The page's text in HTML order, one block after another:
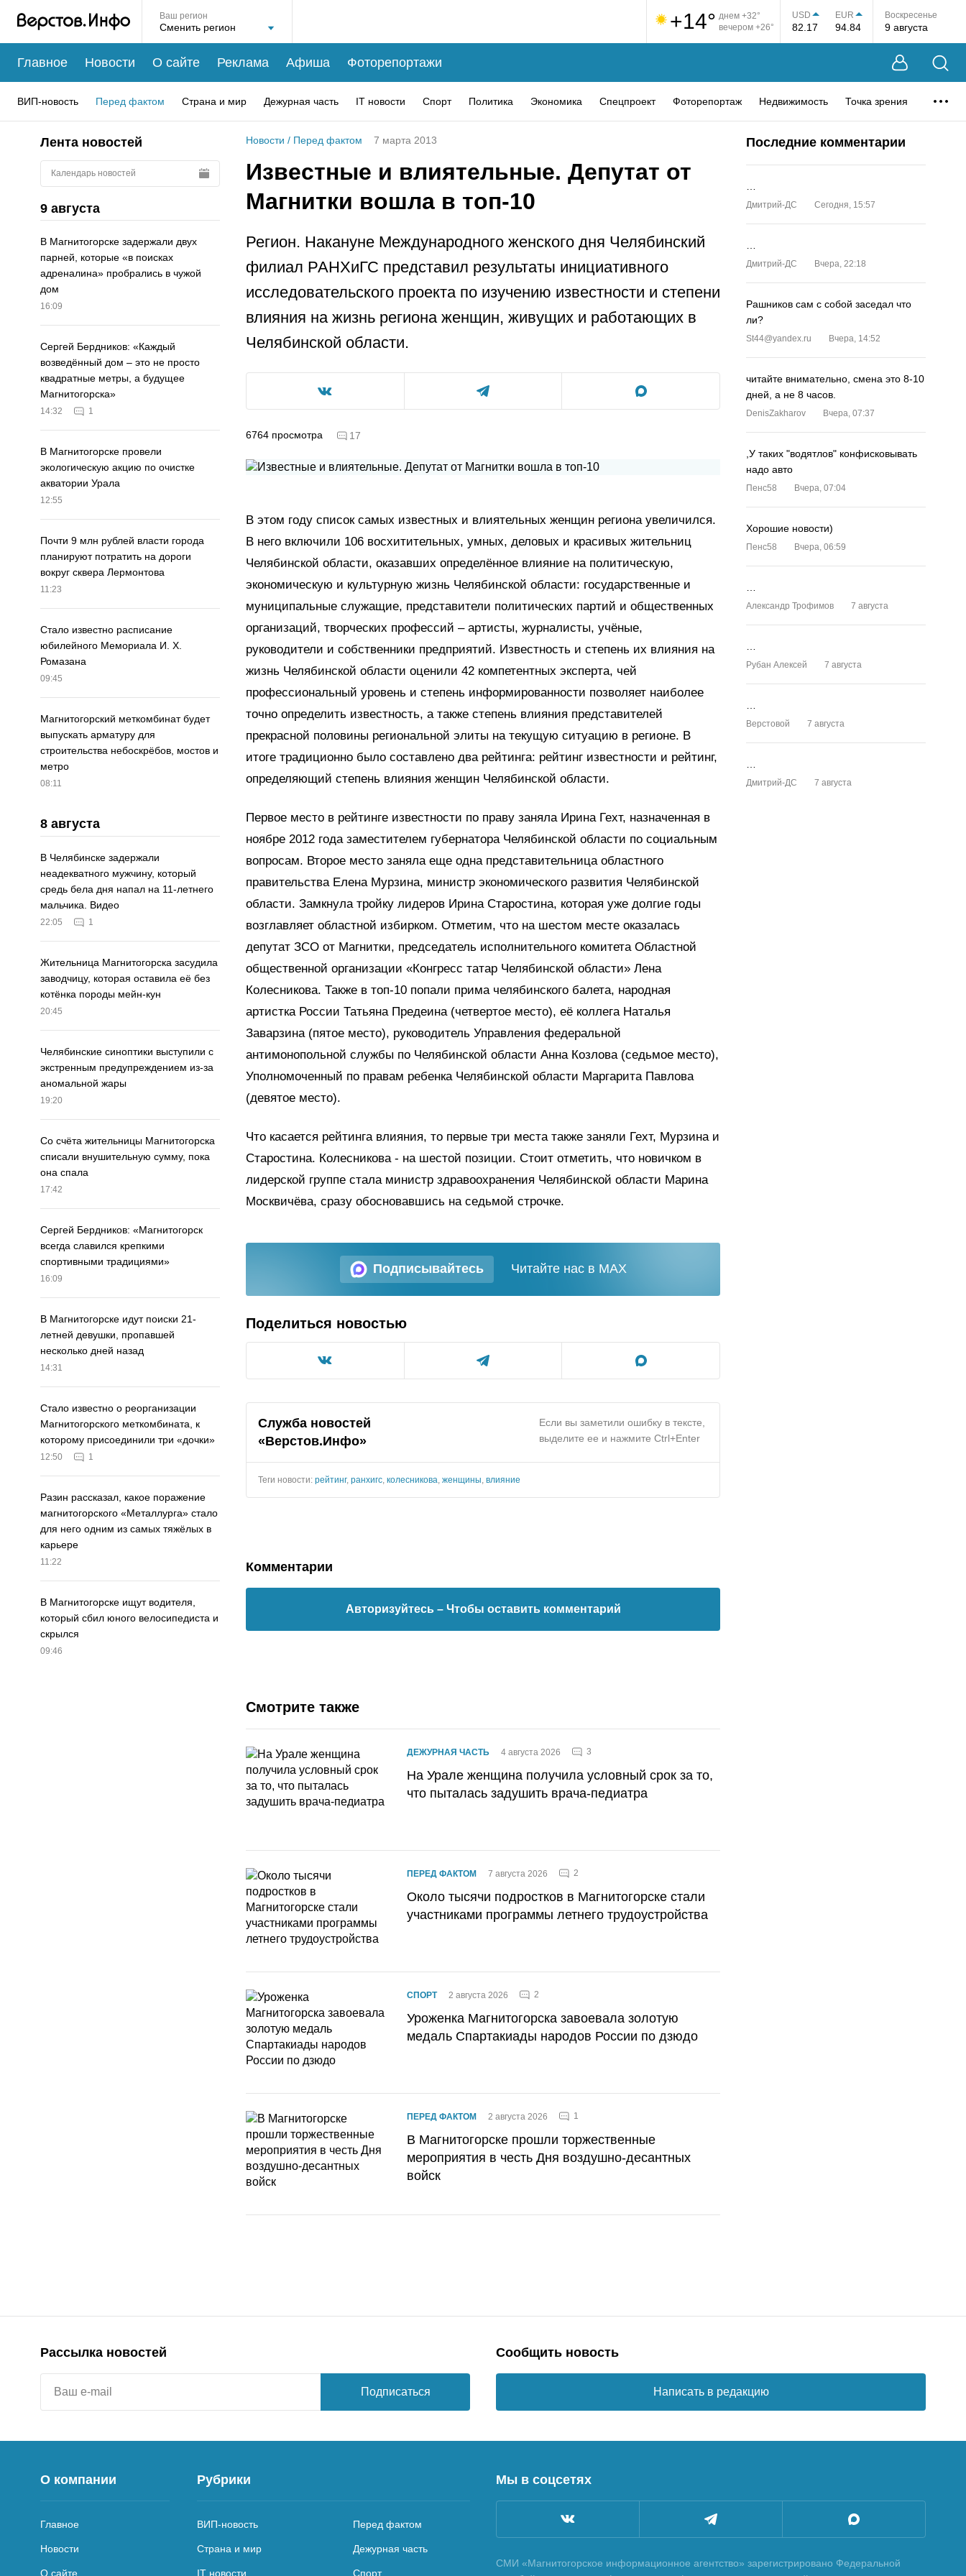
Ваш регион +14° днем +32°
вечером +26°
USD
82.17
EUR
94.84
Воскресенье
9 августа
Главное Новости О сайте Реклама Афиша Фоторепортажи
ВИП-новость Перед фактом Страна и мир Дежурная часть IT новости Спорт Политика Экономика Спецпроект Фоторепортаж Недвижимость Точка зрения
Лента новостей
Календарь новостей
9 августа
В Магнитогорске задержали двух
парней, которые «в поисках
адреналина» пробрались в чужой
дом
16:09
Сергей Бердников: «Каждый
возведённый дом – это не просто
квадратные метры, а будущее
Магнитогорска»
14:32 1
В Магнитогорске провели
экологическую акцию по очистке
акватории Урала
12:55
Почти 9 млн рублей власти города
планируют потратить на дороги
вокруг сквера Лермонтова
11:23
Стало известно расписание
юбилейного Мемориала И. Х.
Ромазана
09:45
Магнитогорский меткомбинат будет
выпускать арматуру для
строительства небоскрёбов, мостов и
метро
08:11
8 августа
В Челябинске задержали
неадекватного мужчину, который
средь бела дня напал на 11-летнего
мальчика. Видео
22:05 1
Жительница Магнитогорска засудила
заводчицу, которая оставила её без
котёнка породы мейн-кун
20:45
Челябинские синоптики выступили с
экстренным предупреждением из-за
аномальной жары
19:20
Со счёта жительницы Магнитогорска
списали внушительную сумму, пока
она спала
17:42
Сергей Бердников: «Магнитогорск
всегда славился крепкими
спортивными традициями»
16:09
В Магнитогорске идут поиски 21-
летней девушки, пропавшей
несколько дней назад
14:31
Стало известно о реорганизации
Магнитогорского меткомбината, к
которому присоединили три «дочки»
12:50 1
Разин рассказал, какое поражение
магнитогорского «Металлурга» стало
для него одним из самых тяжёлых в
карьере
11:22
В Магнитогорске ищут водителя,
который сбил юного велосипедиста и
скрылся
09:46
Новости / Перед фактом 7 марта 2013
Известные и влиятельные. Депутат от
Магнитки вошла в топ-10
Регион. Накануне Международного женского дня Челябинский
филиал РАНХиГС представил результаты инициативного
исследовательского проекта по изучению известности и степени
влияния на жизнь региона женщин, живущих и работающих в
Челябинской области.
6764 просмотра 17
В этом году список самых известных и влиятельных женщин региона увеличился.
В него включили 106 восхитительных, умных, деловых и красивых жительниц
Челябинской области, оказавших определённое влияние на политическую,
экономическую и культурную жизнь Челябинской области: государственные и
муниципальные служащие, представители политических партий и общественных
организаций, творческих профессий – артисты, журналисты, учёные,
руководители и собственники предприятий. Известность и степень их влияния на
жизнь Челябинской области оценили 42 компетентных эксперта, чей
профессиональный уровень и степень информированности позволяет наиболее
точно определить известность, а также степень влияния представителей
прекрасной половины региональной элиты на текущую ситуацию в регионе. В
итоге традиционно было составлено два рейтинга: рейтинг известности и рейтинг,
определяющий степень влияния женщин Челябинской области.
Первое место в рейтинге известности по праву заняла Ирина Гехт, назначенная в
ноябре 2012 года заместителем губернатора Челябинской области по социальным
вопросам. Второе место заняла еще одна представительница областного
правительства Елена Мурзина, министр экономического развития Челябинской
области. Замкнула тройку лидеров Ирина Старостина, которая уже долгие годы
возглавляет областной избирком. Отметим, что на шестом месте оказалась
депутат ЗСО от Магнитки, председатель исполнительного комитета Областной
общественной организации «Конгресс татар Челябинской области» Лена
Колесникова. Также в топ-10 попали прима челябинского балета, народная
артистка России Татьяна Предеина (четвертое место), её коллега Наталья
Заварзина (пятое место), руководитель Управления федеральной
антимонопольной службы по Челябинской области Анна Козлова (седьмое место),
Уполномоченный по правам ребенка Челябинской области Маргарита Павлова
(девятое место).
Что касается рейтинга влияния, то первые три места также заняли Гехт, Мурзина и
Старостина. Колесникова - на шестой позиции. Стоит отметить, что новичком в
лидерской группе стала министр здравоохранения Челябинской области Марина
Москвичёва, сразу обосновавшись на седьмой строчке.
Подписывайтесь Читайте нас в MAX
Поделиться новостью
Служба новостей
«Верстов.Инфо»
Если вы заметили ошибку в тексте,
выделите ее и нажмите Ctrl+Enter
Теги новости: рейтинг, ранхигс колесникова женщины влияние
Комментарии
Авторизуйтесь – Чтобы оставить комментарий
Смотрите также
ДЕЖУРНАЯ ЧАСТЬ 4 августа 2026 3
На Урале женщина получила условный срок за то,
что пыталась задушить врача-педиатра
ПЕРЕД ФАКТОМ 7 августа 2026 2
Около тысячи подростков в Магнитогорске стали
участниками программы летнего трудоустройства
СПОРТ 2 августа 2026 2
Уроженка Магнитогорска завоевала золотую
медаль Спартакиады народов России по дзюдо
ПЕРЕД ФАКТОМ 2 августа 2026 1
В Магнитогорске прошли торжественные
мероприятия в честь Дня воздушно-десантных
войск
Последние комментарии
Дмитрий-ДС Сегодня, 15:57
Дмитрий-ДС Вчера, 22:18
Рашников сам с собой заседал что
ли?
St44@yandex.ru Вчера, 14:52
читайте внимательно, смена это 8-10
дней, а не 8 часов.
DenisZakharov Вчера, 07:37
,У таких "водятлов" конфисковывать
надо авто
Пенс58 Вчера, 07:04
Хорошие новости)
Пенс58 Вчера, 06:59
Александр Трофимов 7 августа
Рубан Алексей 7 августа
Верстовой 7 августа
Дмитрий-ДС 7 августа
Рассылка новостей
Подписаться
Сообщить новость
Написать в редакцию
О компании
Главное
Новости
О сайте
Рубрики
ВИП-новость Перед фактом
Страна и мир Дежурная часть
IT новости Спорт
Мы в соцсетях
СМИ «Магнитогорское информационное агентство» зарегистрировано Федеральной